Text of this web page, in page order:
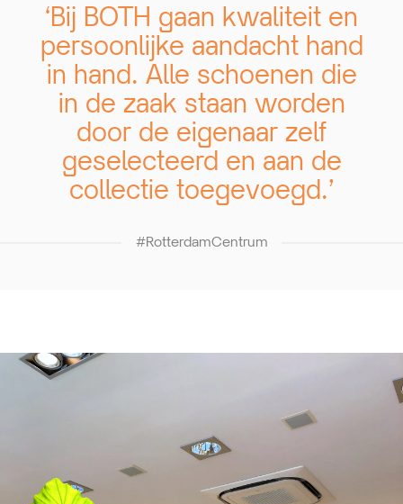
‘Bij BOTH gaan kwaliteit en
persoonlijke aandacht hand
in hand. Alle schoenen die
in de zaak staan worden
door de eigenaar zelf
geselecteerd en aan de
collectie toegevoegd.’
#RotterdamCentrum